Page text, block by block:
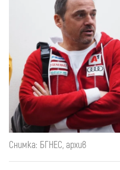
Снимка: БГНЕС, архив